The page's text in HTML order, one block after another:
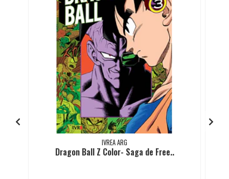
IVREA ARG
Dragon Ball Z Color- Saga de Free..